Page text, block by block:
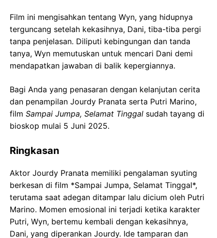
Film ini mengisahkan tentang Wyn, yang hidupnya
terguncang setelah kekasihnya, Dani, tiba-tiba pergi
tanpa penjelasan. Diliputi kebingungan dan tanda
tanya, Wyn memutuskan untuk mencari Dani demi
mendapatkan jawaban di balik kepergiannya.
Bagi Anda yang penasaran dengan kelanjutan cerita
dan penampilan Jourdy Pranata serta Putri Marino,
film Sampai Jumpa, Selamat Tinggal sudah tayang di
bioskop mulai 5 Juni 2025.
Ringkasan
Aktor Jourdy Pranata memiliki pengalaman syuting
berkesan di film *Sampai Jumpa, Selamat Tinggal*,
terutama saat adegan ditampar lalu dicium oleh Putri
Marino. Momen emosional ini terjadi ketika karakter
Putri, Wyn, bertemu kembali dengan kekasihnya,
Dani, yang diperankan Jourdy. Ide tamparan dan